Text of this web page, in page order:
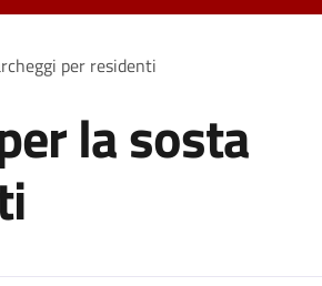
per residenti
la sosta